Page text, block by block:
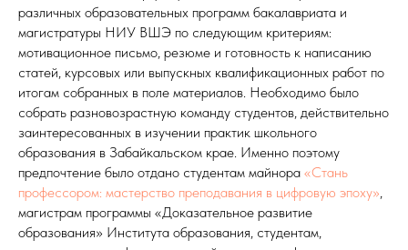
различных образовательных программ бакалавриата и
магистратуры НИУ ВШЭ по следующим критериям:
мотивационное письмо, резюме и готовность к написанию
статей, курсовых или выпускных квалификационных работ по
итогам собранных в поле материалов. Необходимо было
собрать разновозрастную команду студентов, действительно
заинтересованных в изучении практик школьного
образования в Забайкальском крае. Именно поэтому
предпочтение было отдано студентам майнора «Стань
профессором: мастерство преподавания в цифровую эпоху»,
магистрам программы «Доказательное развитие
образования» Института образования, студентам,